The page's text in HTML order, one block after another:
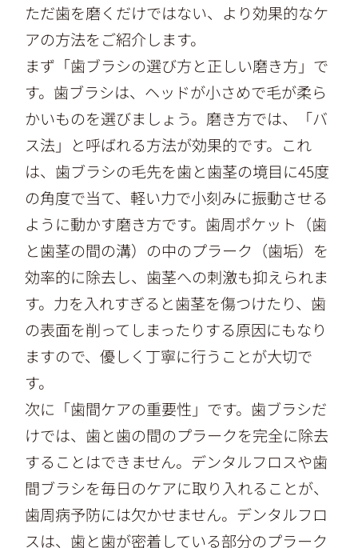
ただ歯を磨くだけではない、より効果的なケ
アの方法をご紹介します。
まず「歯ブラシの選び方と正しい磨き方」で
す。歯ブラシは、ヘッドが小さめで毛が柔ら
かいものを選びましょう。磨き方では、「バ
ス法」と呼ばれる方法が効果的です。これ
は、歯ブラシの毛先を歯と歯茎の境目に45度
の角度で当て、軽い力で小刻みに振動させる
ように動かす磨き方です。歯周ポケット（歯
と歯茎の間の溝）の中のプラーク（歯垢）を
効率的に除去し、歯茎への刺激も抑えられま
す。力を入れすぎると歯茎を傷つけたり、歯
の表面を削ってしまったりする原因にもなり
ますので、優しく丁寧に行うことが大切で
す。
次に「歯間ケアの重要性」です。歯ブラシだ
けでは、歯と歯の間のプラークを完全に除去
することはできません。デンタルフロスや歯
間ブラシを毎日のケアに取り入れることが、
歯周病予防には欠かせません。デンタルフロ
スは、歯と歯が密着している部分のプラーク